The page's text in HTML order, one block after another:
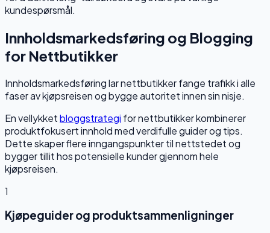
kundespørsmål.
Innholdsmarkedsføring og Blogging
for Nettbutikker
Innholdsmarkedsføring lar nettbutikker fange trafikk i alle
faser av kjøpsreisen og bygge autoritet innen sin nisje.
En vellykketbloggstrategi for nettbutikker kombinerer
produktfokusert innhold med verdifulle guider og tips.
Dette skaper flere inngangspunkter til nettstedet og
bygger tillit hos potensielle kunder gjennom hele
kjøpsreisen.
1
Kjøpeguider og produktsammenligninger